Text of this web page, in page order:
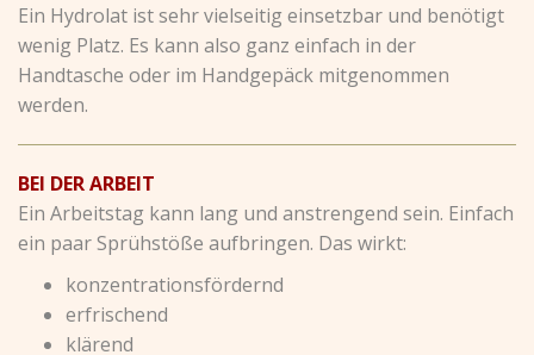
Ein Hydrolat ist sehr vielseitig einsetzbar und benötigt
wenig Platz. Es kann also ganz einfach in der
Handtasche oder im Handgepäck mitgenommen
werden.
BEI DER ARBEIT
Ein Arbeitstag kann lang und anstrengend sein. Einfach
ein paar Sprühstöße aufbringen. Das wirkt:
konzentrationsfördernd
erfrischend
klärend